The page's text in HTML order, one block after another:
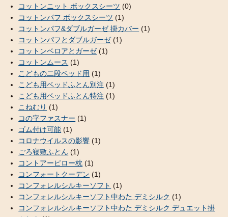
コットンニット ボックスシーツ (0)
コットンパフ ボックスシーツ (1)
コットンパフ&ダブルガーゼ 掛カバー (1)
コットンパフとダブルガーゼ(1)
コットンベロアとガーゼ(1)
コットンムース (1)
こどもの二段ベッド用 (1)
こども用ベッドふとん別注 (1)
こども用ベッドふとん特注 (1)
こねむり (1)
コの字ファスナー (1)
ゴム付け可能 (1)
コロナウイルスの影響 (1)
ごろ寝敷ふとん (1)
コントアーピロー枕 (1)
コンフォートクーデン (1)
コンフォレルシルキーソフト (1)
コンフォレルシルキーソフト中わた デミシルク (1)
コンフォレルシルキーソフト中わた デミシルク デュエット掛